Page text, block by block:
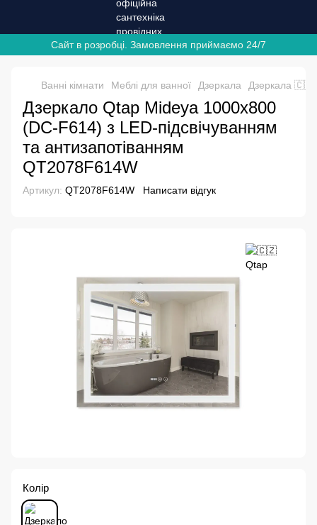
Сайт в розробці. Замовлення приймаємо 24/7
Ванні кімнати Меблі для ванної Дзеркала Дзеркала
Дзеркало Qtap Mideya 1000x800
(DC-F614) з LED-підсвічуванням
та антизапотіванням
QT2078F614W
Артикул: QT2078F614W Написати відгук
Колір